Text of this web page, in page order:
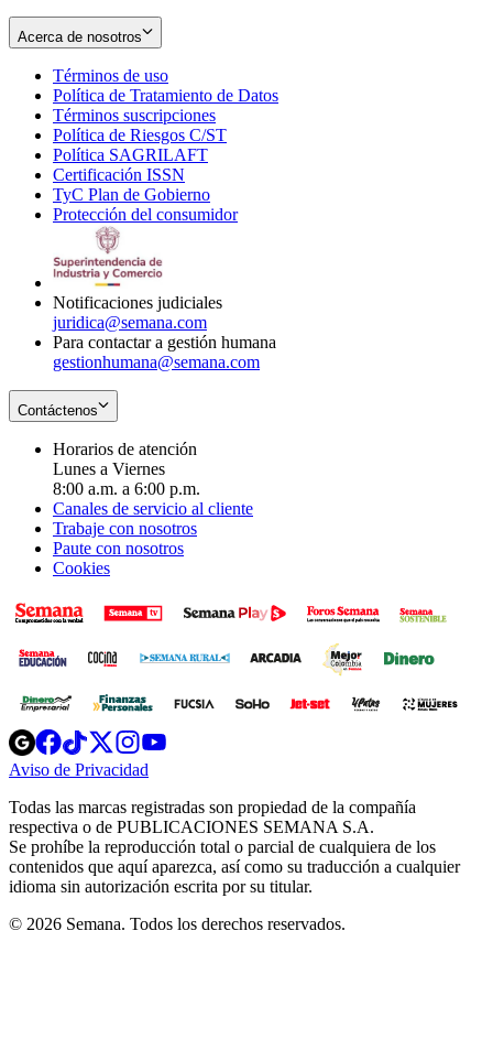
Acerca de nosotros
Términos de uso
in
new
window
Política de Tratamiento de Datos
Términos suscripciones
in
Política de Riesgos C/ST
Política SAGRILAFT
new
window
Certificación ISSN
in
new
TyC Plan de Gobierno
in
Protección del consumidorOpens
Notificaciones judiciales
juridica@semana.com
Para contactar a gestión humana
gestionhumana@semana.com
Contáctenos
Horarios de atención
Lunes a Viernes
8:00 a.m. a 6:00 p.m.
Canales de servicio al cliente
Trabaje con nosotros
Paute con nosotros
Cookies
Opens
in
new
Opens
in
new
Opens
in
new
window
Opens
new
windowwindow
Aviso de Privacidad
new
window
Todas las marcas registradas son propiedad de la compañía
respectiva o de PUBLICACIONES SEMANA S.A.
Se prohíbe la reproducción total o parcial de cualquiera de los
contenidos que aquí aparezca, así como su traducción a cualquier
idioma sin autorización escrita por su titular.
© 2026 Semana. Todos los derechos reservados.